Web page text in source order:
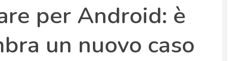
per Android: è
un nuovo caso